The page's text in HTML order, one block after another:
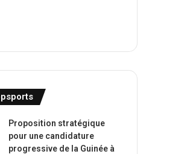
Proposition stratégique
pour une candidature
progressive de la Guinée à